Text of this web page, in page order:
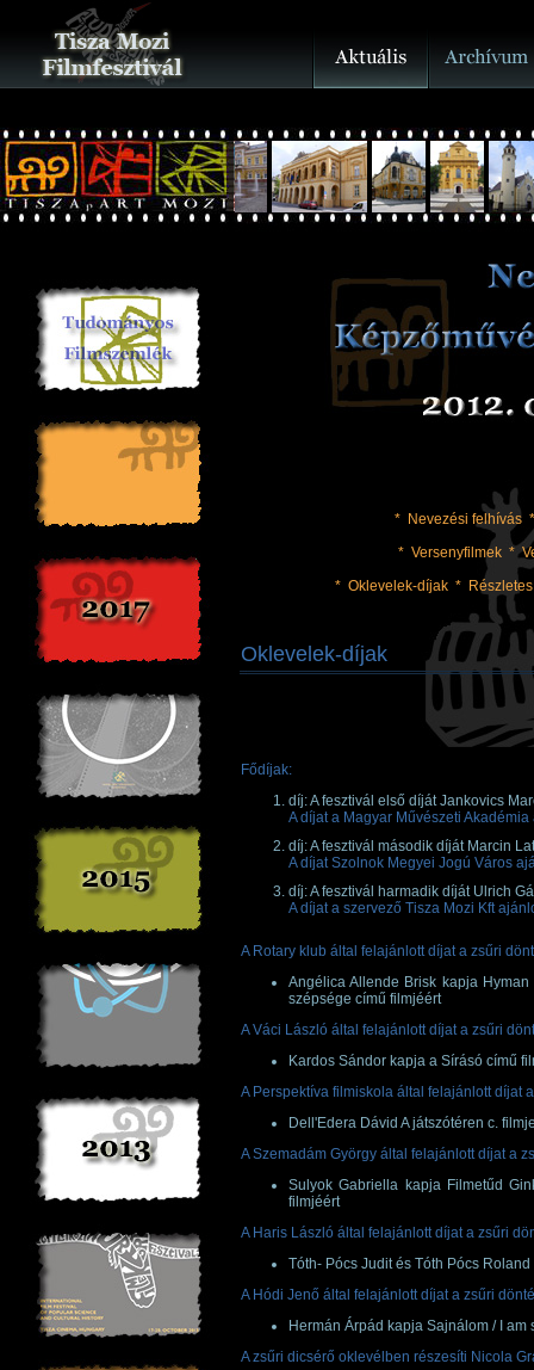
* Nevezési felhívás
*Versenyfilmek *
* Oklevelek-díjak *
Oklevelek-díjak
Fődíjak:
díj: A fesztivál első díját Jankovics
A díjat a Magyar Művészeti
díj: A fesztivál második díját Marcin
A díjat Szolnok Megyei Jogú Város
díj: A fesztivál harmadik díját Ulrich
A díjat a szervező Tisza Mozi Kft
A Rotary klub által felajánlott díjat a zsűri
Angélica Allende Brisk kapja
szépsége című filmjéért
A Váci László által felajánlott díjat a zsűri
Kardos Sándor kapja a Sírásó című
A Perspektíva filmiskola által felajánlott díjat
Dell'Edera Dávid A játszótéren c.
A Szemadám György által felajánlott díjat a
Sulyok Gabriella kapja Filmetűd
filmjéért
A Haris László által felajánlott díjat a zsűri
Tóth- Pócs Judit és Tóth Pócs
A Hódi Jenő által felajánlott díjat a zsűri
Hermán Árpád kapja Sajnálom / I am
A zsűri dicsérő oklevélben részesíti Nicola